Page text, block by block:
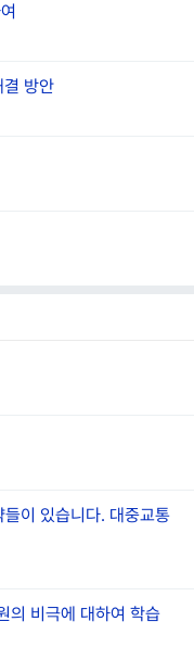
방안
들이 있습니다. 대중교통
의 비극에 대하여 학습